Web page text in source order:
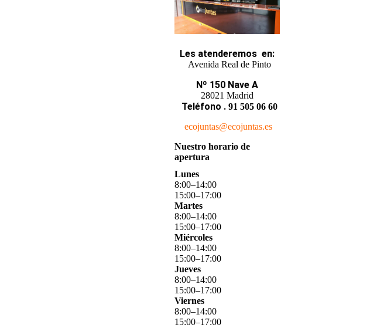
Les atenderemos en:
Avenida Real de Pinto
Nº 150 Nave A
28021 Madrid
Teléfono . 91 505 06 60
ecojuntas@ecojuntas.es
Nuestro horario de
apertura
Lunes
8:00–14:00
15:00–17:00
Martes
8:00–14:00
15:00–17:00
Miércoles
8:00–14:00
15:00–17:00
Jueves
8:00–14:00
15:00–17:00
Viernes
8:00–14:00
15:00–17:00